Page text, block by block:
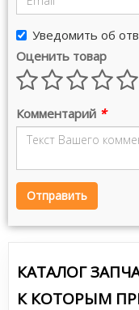
Уведомить об
Оценить товар
Комментарий *
Отправить
КАТАЛОГ
К КОТОРЫМ